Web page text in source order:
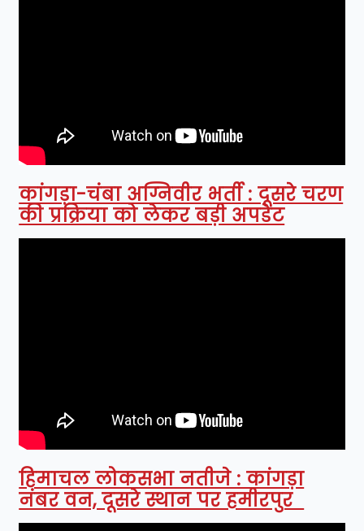
कांगड़ा-चंबा अग्निवीर भर्ती : दूसरे चरण
की प्रक्रिया को लेकर बड़ी अपडेट
हिमाचल लोकसभा नतीजे : कांगड़ा
नंबर वन, दूसरे स्थान पर हमीरपुर